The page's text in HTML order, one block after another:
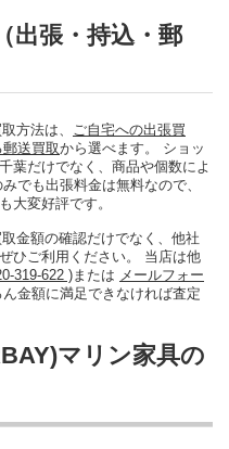
出張・持込・郵
方法は、
ご自宅への出張買
送買取から選べます。 ショッ
葉だけでなく、商品や個数によ
でも出張料金は無料なので、
大変好評です。
金額の確認だけでなく、他社
ひご利用ください。 当店は他
319-622 ) または メールフォー
金額に満足できなければ査定
マリン家具の